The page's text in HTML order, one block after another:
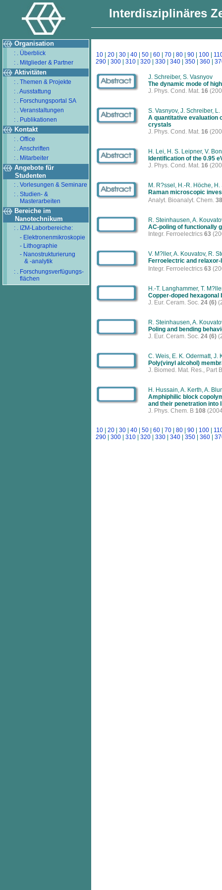
Interdisziplinäres
Organisation
: . Überblick
: . Mitglieder & Partner
Aktivitäten
: . Themen & Projekte
: . Ausstattung
: . Forschungsportal SA
: . Veranstaltungen
: . Publikationen
Kontakt
: . Office
: . Anschriften
: . Mitarbeiter
Angebote für
Studenten
: . Vorlesungen & Seminare
: . Studien- &
Masterarbeiten
Bereiche im
Nanotechnikum
: . IZM-Laborbereiche:
- Elektronenmikroskopie
- Lithographie
- Nanostrukturierung
& -analytik
: . Forschungsverfügungs-
flächen
10| 20| 30| 40| 50| 60| 70| 80| 90| 100|
290
300 310 320 330 340 350 360
J. Schreiber, S. Vasnyov
The dynamic mode of
J. Phys. Cond. Mat. 16
S. Vasnyov, J. Schreiber,
A quantitative evaluation
crystals
J. Phys. Cond. Mat. 16
H. Lei, H. S. Leipner, V.
Identification of the 0.95
J. Phys. Cond. Mat. 16
M. R?ssel, H.-R. Höche,
Raman microscopic
Analyt. Bioanalyt. Chem.
R. Steinhausen, A.
AC-poling of functionally
Integr. Ferroelectrics 63
V. M?ller, A. Kouvatov, R.
Ferroelectric and
Integr. Ferroelectrics 63
H.-T. Langhammer, T.
Copper-doped
J. Eur. Ceram. Soc. 24 (6)
R. Steinhausen, A.
Poling and bending
J. Eur. Ceram. Soc. 24 (6)
C. Weis, E. K. Odermatt, J.
Poly(vinyl alcohol)
J. Biomed. Mat. Res., Part
H. Hussain, A. Kerth, A.
Amphiphilic block
and their penetration into
J. Phys. Chem. B 108
10| 20| 30| 40| 50| 60| 70| 80| 90| 100|
290
300 310 320 330 340 350 360